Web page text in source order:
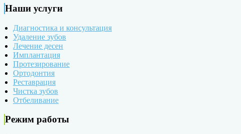
Наши услуги
Диагностика и консультация
Удаление зубов
Лечение десен
Имплантация
Протезирование
Ортодонтия
Реставрация
Чистка зубов
Отбеливание
Режим работы